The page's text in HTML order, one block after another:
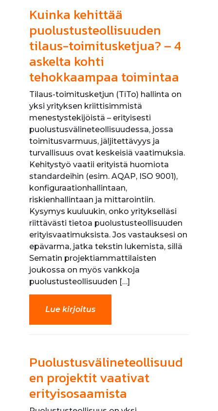
Kuinka kehittää
puolustusteollisuuden
tilaus-toimitusketjua? – 4
askelta kohti
tehokkaampaa toimintaa
Tilaus-toimitusketjun (TiTo) hallinta on
yksi yrityksen kriittisimmistä
menestystekijöistä – erityisesti
puolustusvälineteollisuudessa, jossa
toimitusvarmuus, jäljitettävyys ja
turvallisuus ovat keskeisiä vaatimuksia.
Kehitystyö vaatii erityistä huomiota
standardeihin (esim. AQAP, ISO 9001),
konfiguraationhallintaan,
riskienhallintaan ja mittarointiin.
Kysymys kuuluukin, onko yritykselläsi
riittävästi tietoa puolustusteollisuuden
erityisvaatimuksista. Jos vastauksesi on
epävarma, jatka tekstin lukemista, sillä
Sematin projektiammattilaisten
joukossa on myös vankkoja
puolustusteollisuuden […]
Lue kirjoitus
Puolustusvälineteollisuud
en projektit vaativat
erityisosaamista